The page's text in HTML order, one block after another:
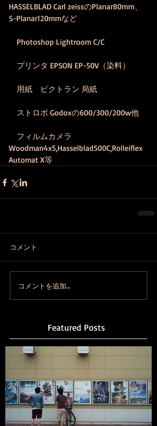
HASSELBLAD Carl zeissのPlanar80mm、
S-Planar120mmなど
Photoshop Lightroom C/C
プリンタ EPSON EP-50V（染料）
用紙　ピクトラン 局紙
ストロボ Godoxの600/300/200w他
フィルムカメラ
Woodman4x5,Hasselblad500C,Rolleiflex
Automat X等
コメント
コメントを追加…
Featured Posts